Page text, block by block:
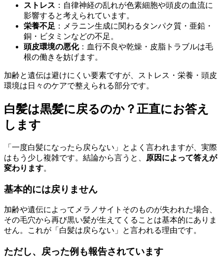
ストレス ：自律神経の乱れが色素細胞や頭皮の血流に
影響すると考えられています。
栄養不足 ：メラニン生成に関わるタンパク質・亜鉛・
銅・ビタミンなどの不足。
頭皮環境の悪化：血行不良や乾燥・皮脂トラブルは毛
根の働きを妨げます。
加齢と遺伝は避けにくい要素ですが、ストレス・栄養・頭皮
環境は日々のケアで整えられる部分です。
白髪は黒髪に戻るのか？正直にお答え
します
「一度白髪になったら戻らない」とよく言われますが、実際
はもう少し複雑です。結論から言うと、
原因によって答えが
変わります。
基本的には戻りません
加齢や遺伝によってメラノサイトそのものが失われた場合、
その毛穴から再び黒い髪が生えてくることは基本的にありま
せん。これが「白髪は戻らない」と言われる理由です。
ただし、戻った例も報告されています